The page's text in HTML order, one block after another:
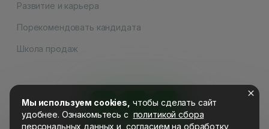
Мы используем cookies, чтобы сделать сайт
удобнее. Ознакомьтесь c политикой сбора
персональных данных и согласием на обработку
Развитие и карьера
Порекомендовать кандидата
Школа продаж